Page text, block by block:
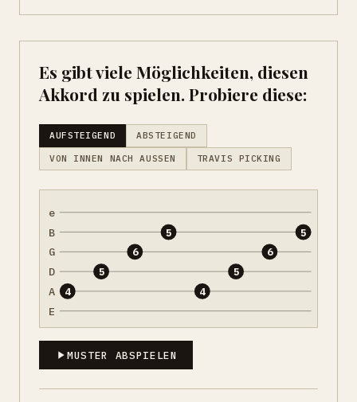
Es gibt viele Möglichkeiten, diesen
Akkord zu spielen. Probiere diese:
AUFSTEIGEND ABSTEIGEND
VON INNEN NACH AUSSEN TRAVIS PICKING
e
B
G
D
A
E
4
5
6
5
4
5
6
5
MUSTER ABSPIELEN